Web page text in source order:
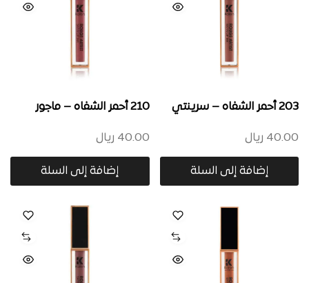
203 أحمر الشفاه – سرينتي
40.00 ريال
إضافة إلى السلة
210 أحمر الشفاه – ماجور
40.00 ريال
إضافة إلى السلة